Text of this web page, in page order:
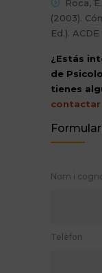
Roca, E.
(2003).
Ed.).
¿Estás
de
tienes
Nom i
Telèfon